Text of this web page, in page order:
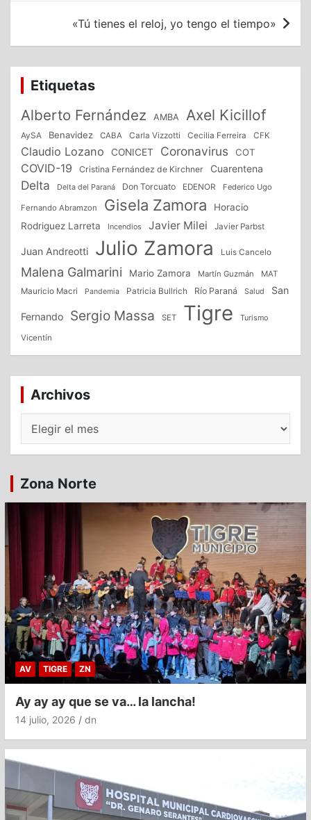
«Tú tienes el reloj, yo tengo el tiempo»
Etiquetas
Alberto Fernández AMBA Axel Kicillof
AySA Benavidez CABA Carla Vizzotti Cecilia Ferreira CFK
Claudio Lozano CONICET Coronavirus COT
COVID-19 Cristina Fernández de Kirchner Cuarentena
Delta Delta del Paraná Don Torcuato EDENOR Federico Ugo
Fernando Abramzon Gisela Zamora
Horacio
Rodriguez Larreta
Incendios Javier Milei Javier Parbst
Juan Andreotti Julio Zamora Luis Cancelo
Malena Galmarini Mario Zamora Martín Guzmán
MAT
Mauricio Macri
Pandemia Patricia Bullrich Río Paraná Salud San
Fernando Sergio Massa SET Tigre Turismo
Vicentín
Archivos
Archivos
Zona Norte
AV TIGRE ZN
Ay ay ay que se va… la lancha!
14 julio, 2026 dn